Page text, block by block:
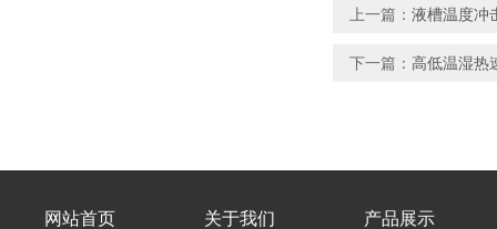
上一篇： 液槽温度冲
下一篇： 高低温湿热
网站首页 关于我们 产品展示